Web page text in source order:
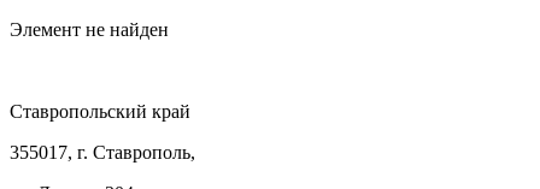
Элемент не найден
Ставропольский край
355017, г. Ставрополь,